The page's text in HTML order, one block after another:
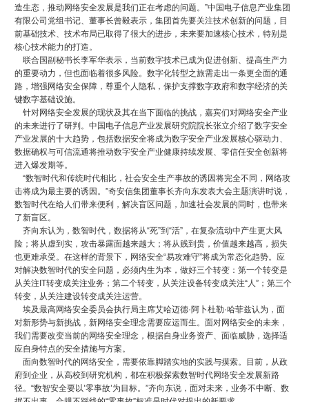
造生态，推动网络安全发展是我们正在考虑的问题。”中国电子信息产业集团
有限公司党组书记、董事长曾毅表示，集团首先要关注技术创新的问题，目
前基础技术、技术布局已取得了很大的进步，未来要加速核心技术，特别是
核心技术能力的打造。
联合国副秘书长李军华表示，当前数字技术已成为促进创新、提高生产力
的重要动力，但也面临着很多风险。数字化转型之旅需走出一条更全面的通
路，增强网络安全保障，尊重个人隐私，保护支撑数字政府和数字经济的关
键数字基础设施。
针对网络安全发展的现状及其在当下面临的挑战，嘉宾们对网络安全产业
的未来进行了研判。中国电子信息产业发展研究院院长张立介绍了数字安全
产业发展的十大趋势，包括数据安全将成为数字安全产业发展核心驱动力、
数据确权与可信流通将推动数字安全产业健康持续发展、零信任安全创新将
进入爆发期等。
“数智时代和传统时代相比，社会安全生产事故的诱因将完全不同，网络攻
击将成为最主要的诱因。”奇安信集团董事长齐向东发表大会主题演讲时说，
数智时代在给人们带来便利，解决盲区问题，加速社会发展的同时，也带来
了新盲区。
齐向东认为，数智时代，数据将从“死”到“活”，在复杂流动中产生更大风
险；将从虚到实，攻击暴露面越来越大；将从贱到贵，价值越来越高，损失
也更难承受。在这样的背景下，网络安全“易攻难守”将成为常态化趋势。应
对解决数智时代的安全问题，必须内生为本，做好三个转变：第一个转变是
从关注IT转变成关注业务；第二个转变，从关注设备转变成关注“人”；第三个
转变，从关注建设转变成关注运营。
埃及最高网络安全委员会执行局主席艾哈迈德·阿卜杜勒·哈菲兹认为，面
对新形势与新挑战，新网络安全理念需要应运而生。面对网络安全的未来，
我们需要改变当前的网络安全理念，根据自身业务资产、面临威胁，选择适
应自身特点的安全措施与方案。
面向数智时代的网络安全，需要依靠脚踏实地的实践与摸索。目前，从政
府到企业，从高校到研究机构，都在积极探索数智时代网络安全发展新路
径。“数智安全要以’零事故’为目标。”齐向东说，面对未来，业务不中断、数